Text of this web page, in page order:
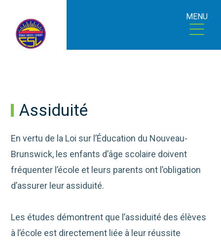
MENU
Assiduité
En vertu de la Loi sur l’Éducation du Nouveau-
Brunswick, les enfants d’âge scolaire doivent
fréquenter l’école et leurs parents ont l’obligation
d’assurer leur assiduité.
Les études démontrent que l’assiduité des élèves
à l’école est directement liée à leur réussite